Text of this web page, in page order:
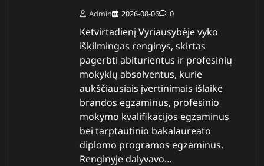
Admin 2026-08-06 0
Ketvirtadienį Vyriausybėje vyko
iškilmingas renginys, skirtas
pagerbti abiturientus ir profesinių
mokyklų absolventus, kurie
aukščiausiais įvertinimais išlaikė
brandos egzaminus, profesinio
mokymo kvalifikacijos egzaminus
bei tarptautinio bakalaureato
diplomo programos egzaminus.
Renginyje dalyvavo…